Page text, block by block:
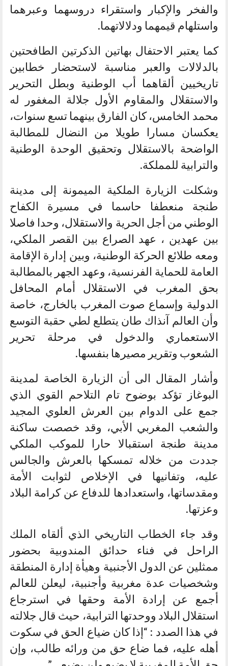
والفخر والإكبار واستقراء دروسهما وعبرهما
واستلهام قيمهما ودلالاتهما.
كما يعتبر الاحتفال بهاتين الذكرتين الطافحتين
بالدلالات والعبر مناسبة لاستحضار خطابين
تاريخيين ألقاهما أب الوطنية وبطل التحرير
والاستقلال والمقاوم الأول جلالة المغفور له
محمد الخامس، كان الفارق بينهما تسع سنوات،
يعكسان مسارا طويلا من النضال للمطالبة
الواضحة بالاستقلال وتحقيق الوحدة الوطنية
والترابية للمملكة.
وشكلت الزيارة الملكية الميمونة إلى مدينة
طنجة منعطفا حاسما في مسيرة الكفاح
الوطني من أجل الحرية والاستقلال، وحدا فاصلا
بين عهدين ، عهد الصراع بين القصر الملكي،
ومعه طلائع الحركة الوطنية، وبين إدارة الإقامة
العامة للحماية الفرنسية، وعهد الجهر بالمطالبة
بحق المغرب في الاستقلال أمام المحافل
الدولية وإسماع صوت المغرب بالخارج، خاصة
وأن العالم آنذاك طان يتطلع لطي حقبة التوسع
الاستعماري والدخول في مرحلة تحرير
الشعوب وتقرير مصيرها بنفسها.
وأشار المقال الى أن الزيارة الخاصة لمدينة
البوغاز تؤكد بوضوح تام التلاحم القوي الذي
جمع على الدوام بين العرش العلوي المجيد
والشعب المغربي الأبي، وقد خصصت ساكنة
مدينة طنجة استقبالا حارا للموكب الملكي
جددت من خلاله تمسكها بالعرش والجالس
عليه، وتفانيها في الإخلاص لثوابت الأمة
ومقدساتها، واستعدادها للدفاع عن كرامة البلاد
وعزتها.
وقد جاء الخطاب التاريخي الذي ألقاه الملك
الراحل في فناء حدائق المندوبية بحضور
ممثلين عن الدول الأجنبية وهيأة إدارة المنطقة
وشخصيات عدة مغربية وأجنبية، ليعلن للعالم
أجمع عن إرادة الأمة وحقها في استرجاع
استقلال البلاد ووحدتها الترابية، حيث قال جلالته
في هذا الصدد : “إذا كان ضياع الحق في سكوت
أهله عليه، فما ضاع حق من ورائه طالب، وإن